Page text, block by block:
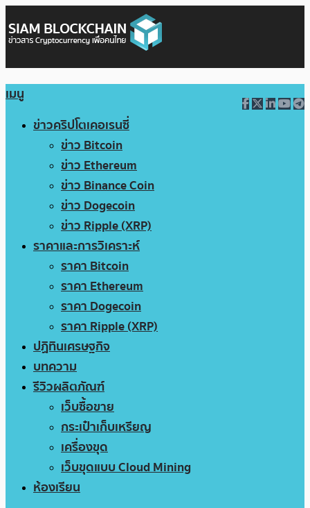
เมนู
ข่าวคริปโตเคอเรนซี่
ข่าว Bitcoin
ข่าว Ethereum
ข่าว Binance Coin
ข่าว Dogecoin
ข่าว Ripple (XRP)
ราคาและการวิเคราะห์
ราคา Bitcoin
ราคา Ethereum
ราคา Dogecoin
ราคา Ripple (XRP)
ปฏิทินเศรษฐกิจ
บทความ
รีวิวผลิตภัณฑ์
เว็บซื้อขาย
กระเป๋าเก็บเหรียญ
เครื่องขุด
เว็บขุดแบบ Cloud Mining
ห้องเรียน